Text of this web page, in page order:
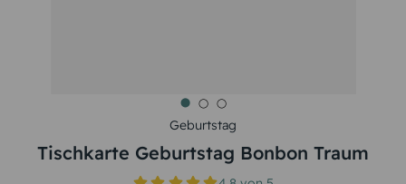
Geburtstag
Tischkarte Geburtstag Bonbon Traum